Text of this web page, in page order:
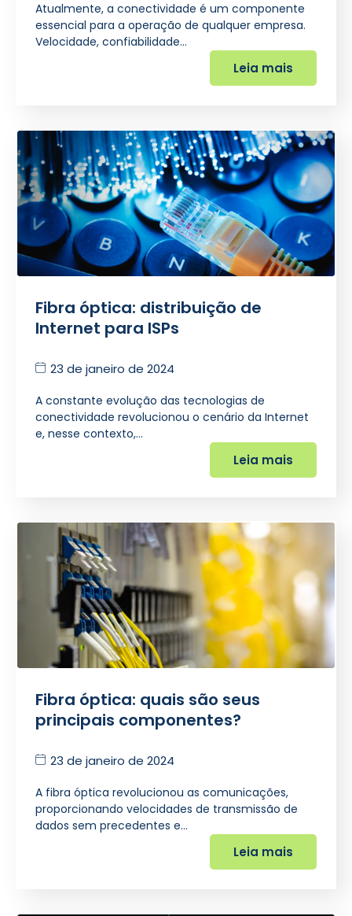
Atualmente, a conectividade é um componente
essencial para a operação de qualquer empresa.
Velocidade, confiabilidade…
Leia mais
Fibra óptica: distribuição de
Internet para ISPs
23 de janeiro de 2024
A constante evolução das tecnologias de
conectividade revolucionou o cenário da Internet
e, nesse contexto,…
Leia mais
Fibra óptica: quais são seus
principais componentes?
23 de janeiro de 2024
A fibra óptica revolucionou as comunicações,
proporcionando velocidades de transmissão de
dados sem precedentes e…
Leia mais